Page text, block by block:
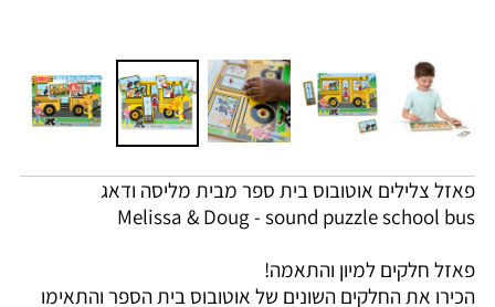
פאזל צלילים אוטובוס בית ספר מבית מליסה ודאג
Melissa & Doug - sound puzzle school bus
פאזל חלקים למיון והתאמה!
הכירו את החלקים השונים של אוטובוס בית הספר והתאימו